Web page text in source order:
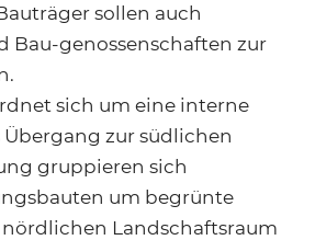
sollen auch
Bau-genossenschaften zur
sich um eine interne
Übergang zur südlichen
gruppieren sich
um begrünte
Landschaftsraum